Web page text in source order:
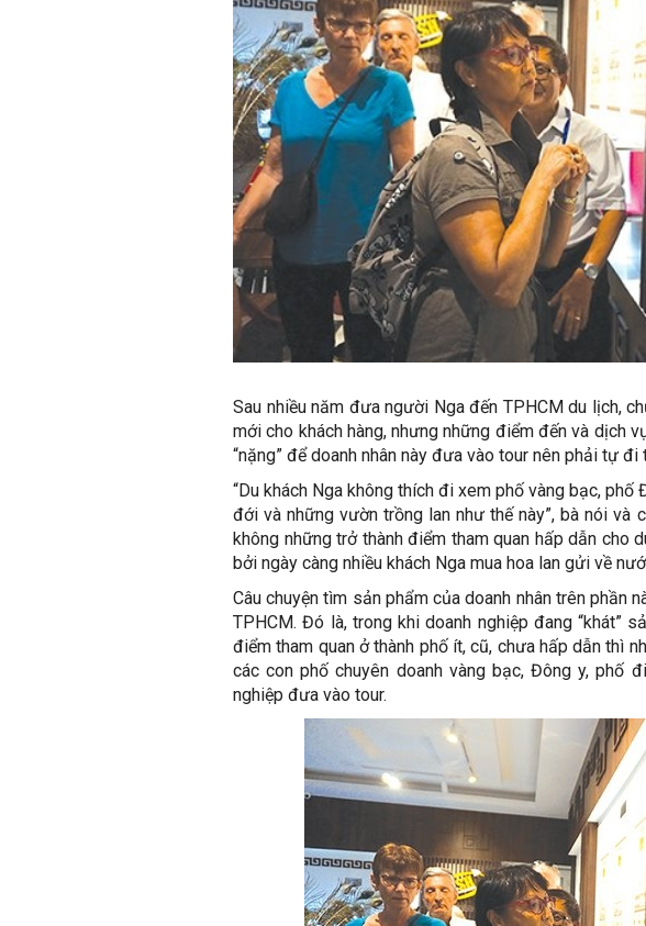
Sau nhiều năm đưa người Nga đến TPHCM du lịch,
mới cho khách hàng, nhưng những điểm đến và dịch
“nặng” để doanh nhân này đưa vào tour nên phải tự đi
“Du khách Nga không thích đi xem phố vàng bạc,
đới và những vườn trồng lan như thế này”, bà nói và
không những trở thành điểm tham quan hấp dẫn cho
bởi ngày càng nhiều khách Nga mua hoa lan gửi về
Câu chuyện tìm sản phẩm của doanh nhân trên phần
TPHCM. Đó là, trong khi doanh nghiệp đang “khát”
điểm tham quan ở thành phố ít, cũ, chưa hấp dẫn thì
các con phố chuyên doanh vàng bạc, Đông y, phố
nghiệp đưa vào tour.